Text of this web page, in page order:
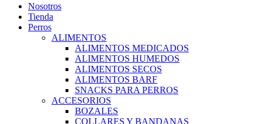
Nosotros
Tienda
Perros
ALIMENTOS
ALIMENTOS MEDICADOS
ALIMENTOS HUMEDOS
ALIMENTOS SECOS
ALIMENTOS BARF
SNACKS PARA PERROS
ACCESORIOS
BOZALES
COLLARES Y BANDANAS